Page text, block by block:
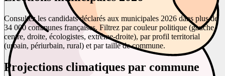
Consultez les candidats déclarés aux municipales 2026 dans plus de
34 000 communes françaises. Filtrez par couleur politique (gauche,
centre, droite, écologistes, extrême-droite), par profil territorial
(urbain, périurbain, rural) et par taille de commune.
Projections climatiques par commune